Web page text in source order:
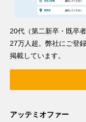
20代（第二新卒・既卒
27万人超。弊社にご登
掲載しています。
アッテミオファー